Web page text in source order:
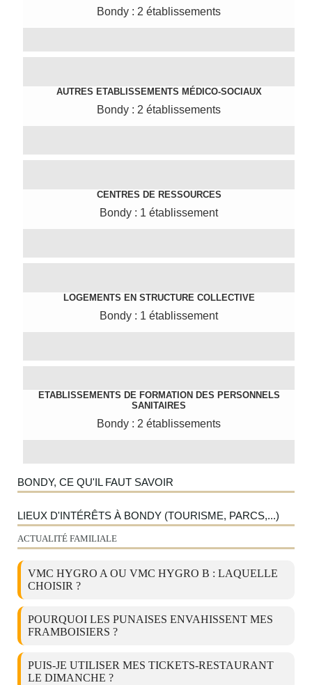
Bondy : 2 établissements
AUTRES ETABLISSEMENTS MÉDICO-SOCIAUX
Bondy : 2 établissements
CENTRES DE RESSOURCES
Bondy : 1 établissement
LOGEMENTS EN STRUCTURE COLLECTIVE
Bondy : 1 établissement
ETABLISSEMENTS DE FORMATION DES PERSONNELS
SANITAIRES
Bondy : 2 établissements
BONDY, CE QU'IL FAUT SAVOIR
LIEUX D'INTÉRÊTS À BONDY (TOURISME, PARCS,...)
ACTUALITÉ FAMILIALE
VMC HYGRO A OU VMC HYGRO B : LAQUELLE
CHOISIR ?
POURQUOI LES PUNAISES ENVAHISSENT MES
FRAMBOISIERS ?
PUIS-JE UTILISER MES TICKETS-RESTAURANT
LE DIMANCHE ?